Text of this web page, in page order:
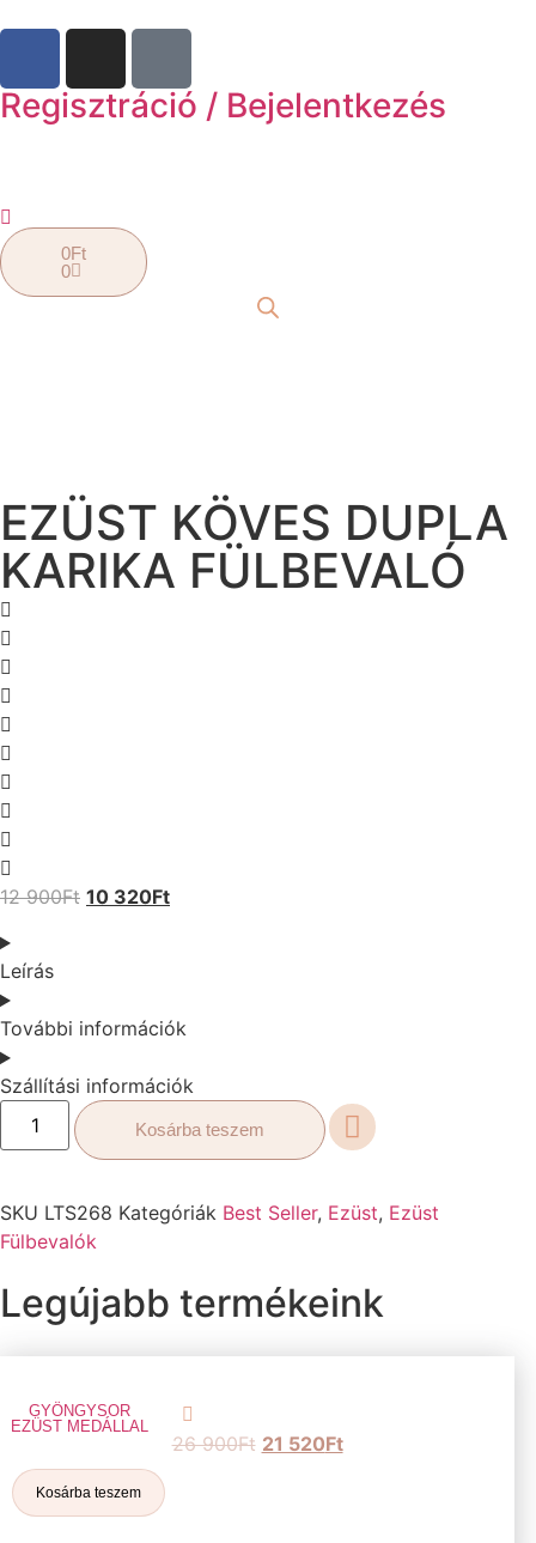
Regisztráció / Bejelentkezés
0Ft
0
EZÜST KÖVES DUPLA
KARIKA FÜLBEVALÓ
12 900Ft 10 320Ft
Leírás
További információk
Szállítási információk
Kosárba teszem
SKU LTS268 Kategóriák Best Seller, Ezüst, Ezüst
Fülbevalók
Legújabb termékeink
GYÖNGYSOR
EZÜST MEDÁLLAL
26 900Ft 21 520Ft
Kosárba teszem